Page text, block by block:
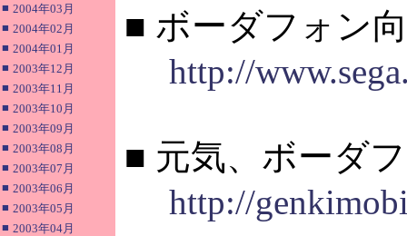
■ 2004年03月
■ 2004年02月
■ 2004年01月
■ 2003年12月
■ 2003年11月
■ 2003年10月
■ 2003年09月
■ 2003年08月
■ 2003年07月
■ 2003年06月
■ 2003年05月
■ 2003年04月
■ ボーダフォン
http://
■ 元気、ボーダ
http://